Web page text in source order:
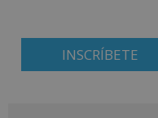
INSCRÍBETE